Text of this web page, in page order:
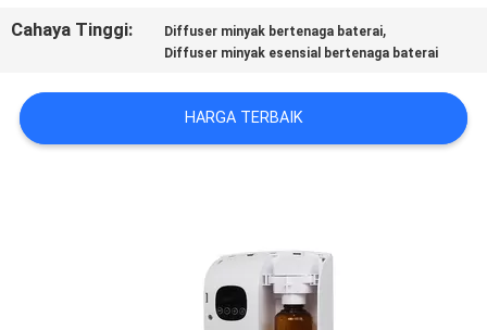
BERITA
PERMINTAAN
PENAWARAN
Cahaya Tinggi: Diffuser minyak bertenaga baterai,
Diffuser minyak esensial bertenaga baterai
HARGA TERBAIK